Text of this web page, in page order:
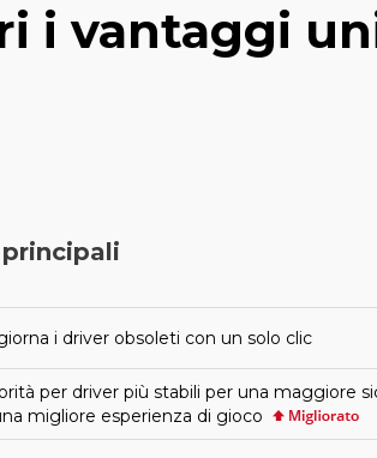
i vantaggi
i driver obsoleti con un solo clic
per driver più stabili per una maggiore
migliore esperienza di gioco